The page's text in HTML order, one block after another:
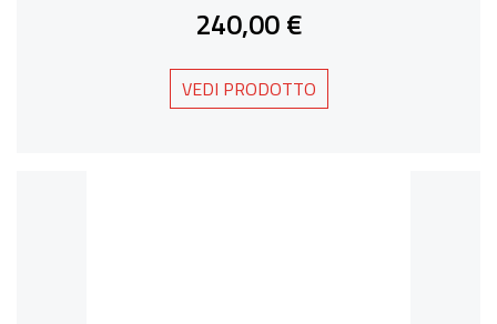
240,00 €
VEDI PRODOTTO